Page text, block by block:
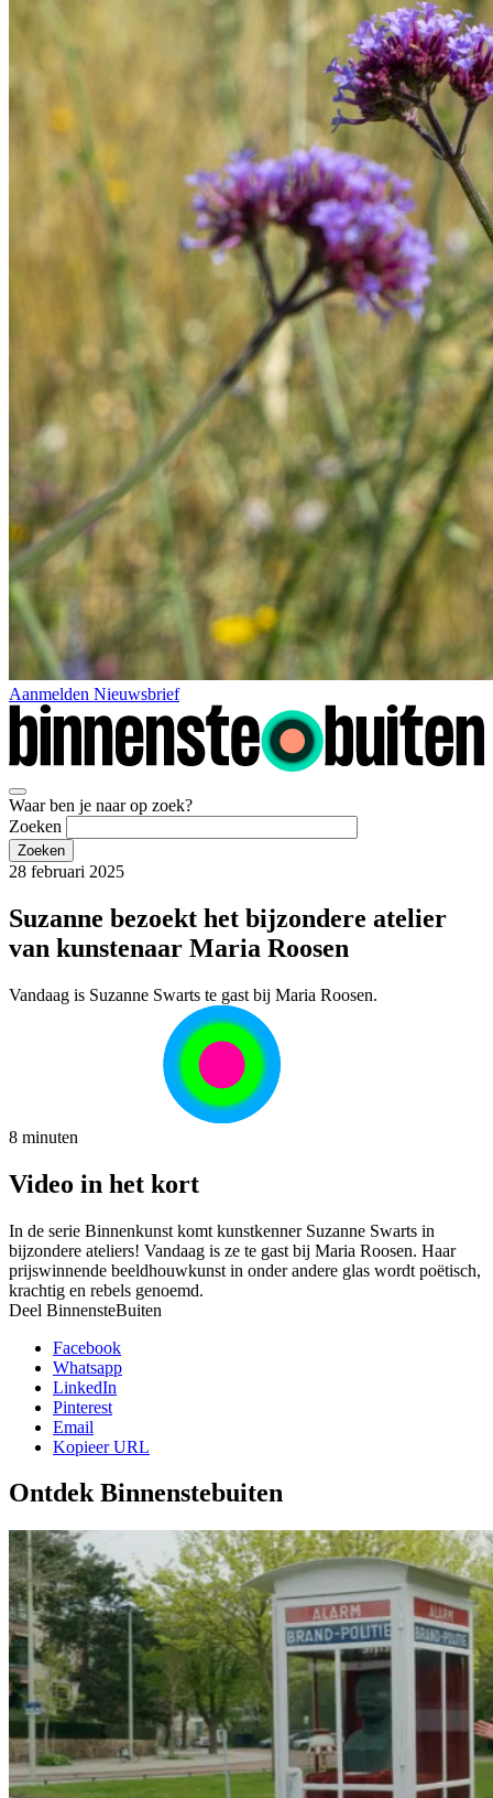
Aanmelden Nieuwsbrief
Waar ben je naar op zoek?
Zoeken
28 februari 2025
Suzanne bezoekt het bijzondere atelier
van kunstenaar Maria Roosen
Vandaag is Suzanne Swarts te gast bij Maria Roosen.
8 minuten
Video in het kort
In de serie Binnenkunst komt kunstkenner Suzanne Swarts in
bijzondere ateliers! Vandaag is ze te gast bij Maria Roosen. Haar
prijswinnende beeldhouwkunst in onder andere glas wordt poëtisch,
krachtig en rebels genoemd.
Deel BinnensteBuiten
Facebook
Whatsapp
LinkedIn
Pinterest
Email
Kopieer URL
Ontdek Binnenstebuiten